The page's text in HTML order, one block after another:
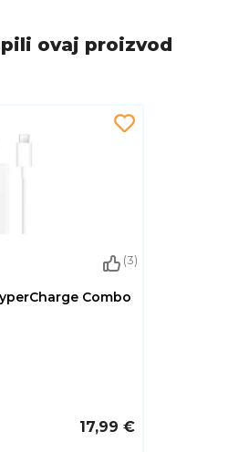
ovaj proizvod
(3)
Combo
17,99 €